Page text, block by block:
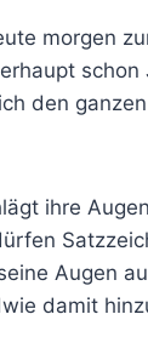
morgen
den
ihre
Augen
damit